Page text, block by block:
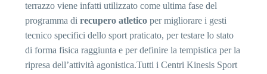
terrazzo viene infatti utilizzato come ultima fase del
programma di recupero atletico per migliorare i gesti
tecnico specifici dello sport praticato, per testare lo stato
di forma fisica raggiunta e per definire la tempistica per la
ripresa dell’attività agonistica.Tutti i Centri Kinesis Sport